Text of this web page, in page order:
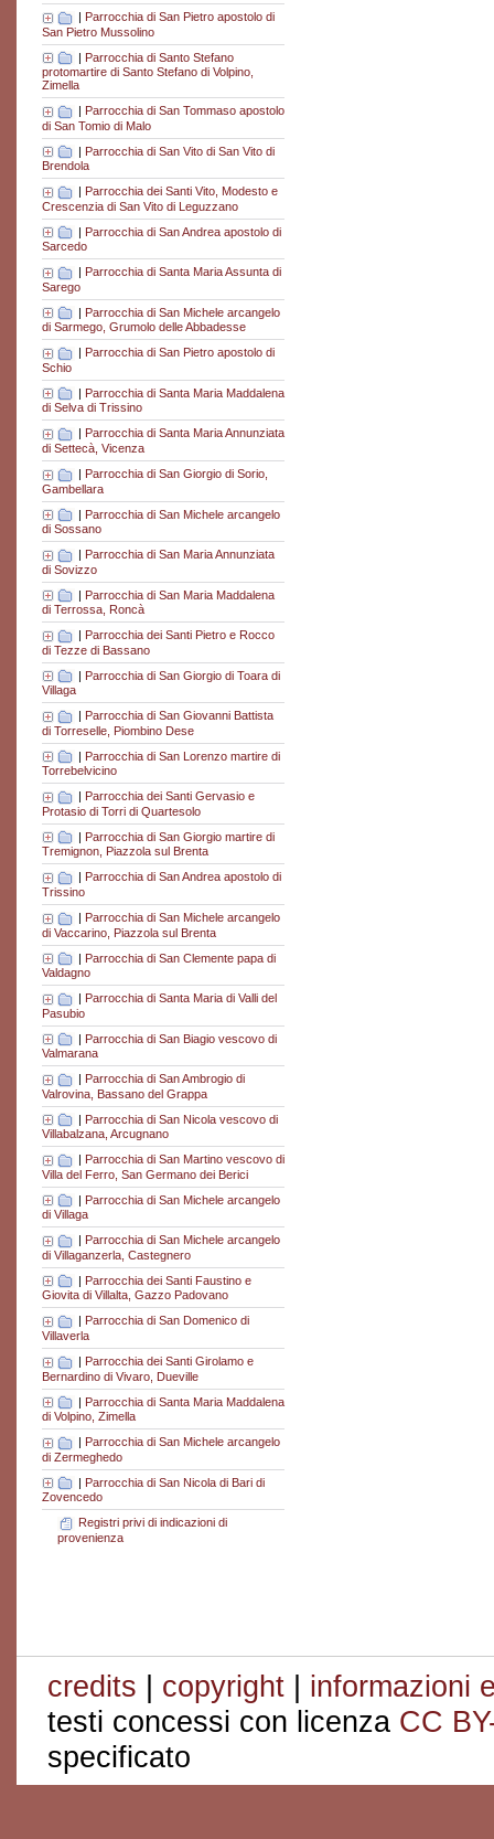
| Parrocchia di San Pietro apostolo di
San Pietro Mussolino
| Parrocchia di Santo Stefano
protomartire di Santo Stefano di Volpino,
Zimella
| Parrocchia di San Tommaso apostolo
di San Tomio di Malo
| Parrocchia di San Vito di San Vito di
Brendola
| Parrocchia dei Santi Vito, Modesto e
Crescenzia di San Vito di Leguzzano
| Parrocchia di San Andrea apostolo di
Sarcedo
Parrocchia di Santa Maria Assunta di
Sarego
| Parrocchia di San Michele arcangelo
di Sarmego, Grumolo delle Abbadesse
Parrocchia di San Pietro apostolo di
Schio
| Parrocchia di Santa Maria Maddalena
di Selva di Trissino
Parrocchia di Santa Maria Annunziata
di Settecà, Vicenza
| Parrocchia di San Giorgio di Sorio,
Gambellara
| Parrocchia di San Michele arcangelo
di Sossano
| Parrocchia di San Maria Annunziata
di Sovizzo
| Parrocchia di San Maria Maddalena
di Terrossa, Roncà
| Parrocchia dei Santi Pietro e Rocco
di Tezze di Bassano
| Parrocchia di San Giorgio di Toara di
Villaga
Parrocchia di San Giovanni Battista
di Torreselle, Piombino Dese
| Parrocchia di San Lorenzo martire di
Torrebelvicino
Parrocchia dei Santi Gervasio e
Protasio di Torri di Quartesolo
| Parrocchia di San Giorgio martire di
Tremignon, Piazzola sul Brenta
Parrocchia di San Andrea apostolo di
Trissino
| Parrocchia di San Michele arcangelo
di Vaccarino, Piazzola sul Brenta
| Parrocchia di San Clemente papa di
Valdagno
| Parrocchia di Santa Maria di Valli del
Pasubio
| Parrocchia di San Biagio vescovo di
Valmarana
| Parrocchia di San Ambrogio di
Valrovina, Bassano del Grappa
| Parrocchia di San Nicola vescovo di
Villabalzana, Arcugnano
Parrocchia di San Martino vescovo di
Villa del Ferro, San Germano dei Berici
| Parrocchia di San Michele arcangelo
di Villaga
Parrocchia di San Michele arcangelo
di Villaganzerla, Castegnero
| Parrocchia dei Santi Faustino e
Giovita di Villalta, Gazzo Padovano
Parrocchia di San Domenico di
Villaverla
| Parrocchia dei Santi Girolamo e
Bernardino di Vivaro, Dueville
| Parrocchia di Santa Maria Maddalena
di Volpino, Zimella
| Parrocchia di San Michele arcangelo
di Zermeghedo
| Parrocchia di San Nicola di Bari di
Zovencedo
Registri privi di indicazioni di
provenienza
credits | copyright | informazioni
testi concessi con licenza CC
specificato